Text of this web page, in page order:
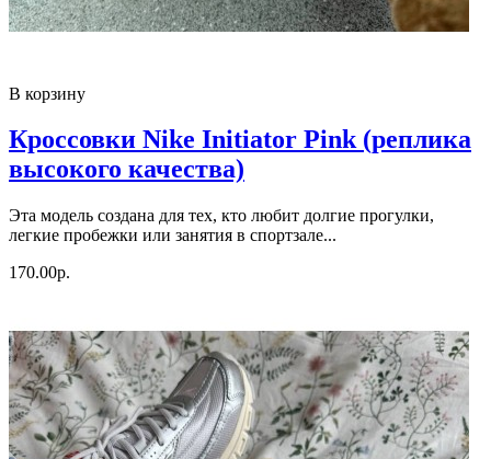
В корзину
Кроссовки Nike Initiator Pink (реплика
высокого качества)
Эта модель создана для тех, кто любит долгие прогулки,
легкие пробежки или занятия в спортзале...
170.00р.